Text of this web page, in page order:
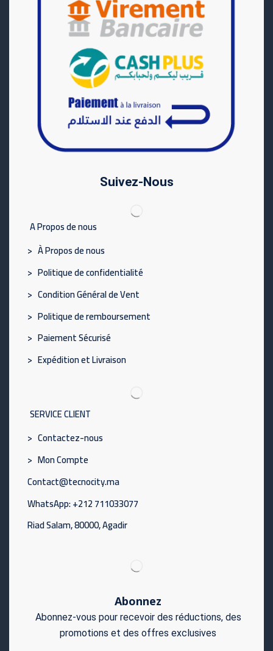
Suivez-Nous
A Propos de nous
> À Propos de nous
> Politique de confidentialité
> Condition Général de Vent
> Politique de remboursement
> Paiement Sécurisé
> Expédition et Livraison
SERVICE CLIENT
> Contactez-nous
> Mon Compte
Contact@tecnocity.ma
WhatsApp: +212 711033077
Riad Salam, 80000, Agadir
Abonnez
Abonnez-vous pour recevoir des réductions, des
promotions et des offres exclusives